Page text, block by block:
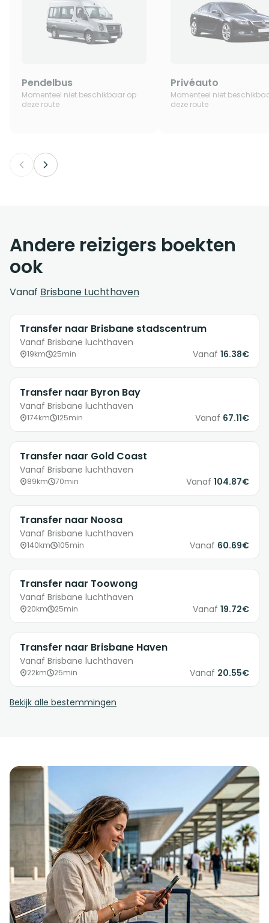
Pendelbus
Momenteel niet beschikbaar op
deze route
Privéauto
Momenteel niet
deze route
Andere reizigers boekten
ook
Vanaf Brisbane Luchthaven
Transfer naar Brisbane stadscentrum
Vanaf Brisbane luchthaven
19km 25min Vanaf 16.38€
Transfer naar Byron Bay
Vanaf Brisbane luchthaven
174km 125min Vanaf 67.11€
Transfer naar Gold Coast
Vanaf Brisbane luchthaven
89km 70min Vanaf 104.87€
Transfer naar Noosa
Vanaf Brisbane luchthaven
140km 105min Vanaf 60.69€
Transfer naar Toowong
Vanaf Brisbane luchthaven
20km 25min Vanaf 19.72€
Transfer naar Brisbane Haven
Vanaf Brisbane luchthaven
22km 25min Vanaf 20.55€
Bekijk alle bestemmingen